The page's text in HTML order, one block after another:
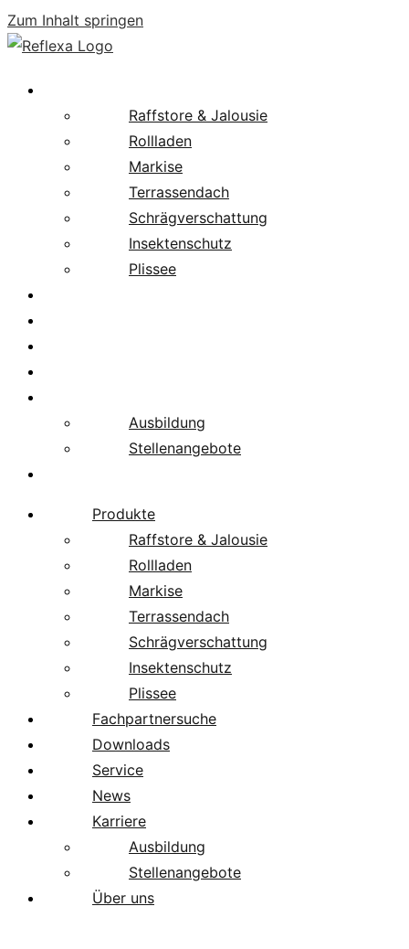
Zum Inhalt springen
Raffstore & Jalousie
Rollladen
Markise
Terrassendach
Schrägverschattung
Insektenschutz
Plissee
Ausbildung
Stellenangebote
Produkte
Raffstore & Jalousie
Rollladen
Markise
Terrassendach
Schrägverschattung
Insektenschutz
Plissee
Fachpartnersuche
Downloads
Service
News
Karriere
Ausbildung
Stellenangebote
Über uns